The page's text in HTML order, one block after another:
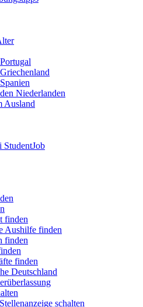
Niederlanden
Ausland
StudentJob
finden
Aushilfe finden
finden
finden
Deutschland
schalten